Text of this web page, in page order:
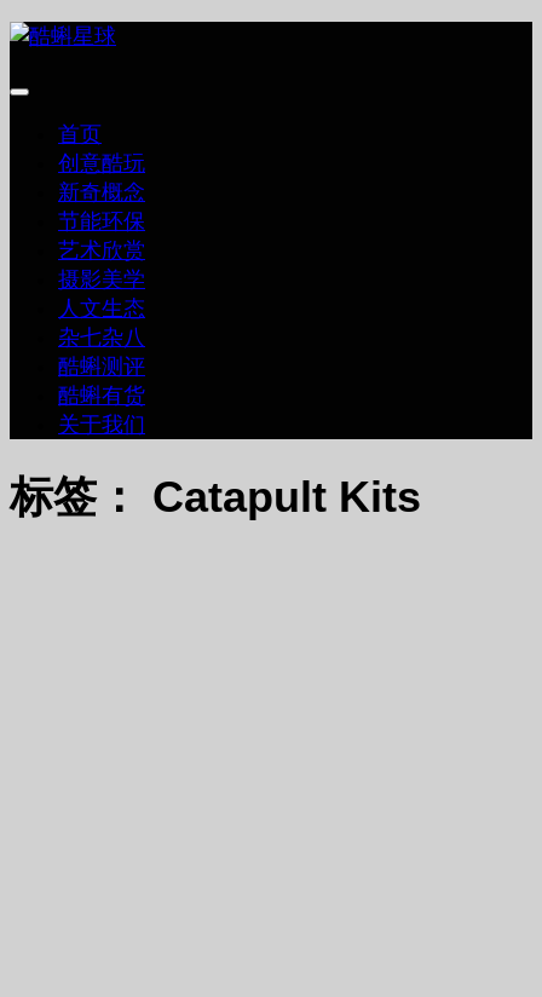
跳
内
首页
创意酷玩
新奇概念
节能环保
艺术欣赏
摄影美学
人文生态
杂七杂八
酷蝌测评
酷蝌有货
关于我们
标签： Catapult Kits